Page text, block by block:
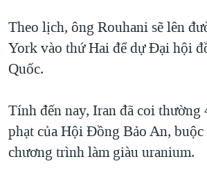
Theo lịch, ông Rouhani sẽ lên
York vào thứ Hai để dự Đại hội
Quốc.
Tính đến nay, Iran đã coi thường
phạt của Hội Đồng Bảo An,
chương trình làm giàu uranium.